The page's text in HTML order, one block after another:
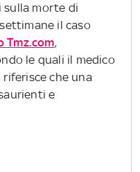
sulla morte di
il caso
Tmz.com,
le quali il medico
che una
e